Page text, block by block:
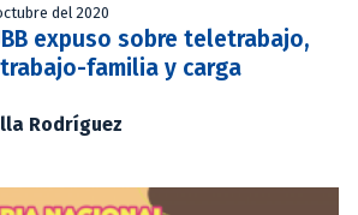
del 2020
expuso sobre teletrabajo,
familia y carga
Rodríguez